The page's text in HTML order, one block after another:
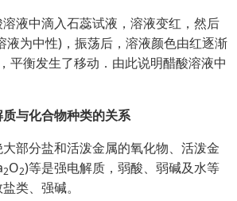
液中滴入石蕊试液，溶液变红，然后
液为中性)，振荡后，溶液颜色由红逐渐
平衡发生了移动．由此说明醋酸溶液中
与化合物种类的关系
部分盐和活泼金属的氧化物、活泼金
2O2)等是强电解质，弱酸、弱碱及水等
类、强碱。